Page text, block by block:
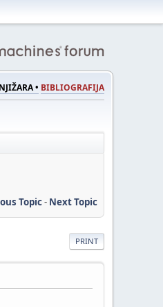
• BIBLIOGRAFIJA
Topic- Next Topic
PRINT